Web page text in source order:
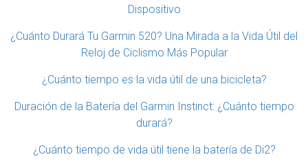
Dispositivo
¿Cuánto Durará Tu Garmin 520? Una Mirada a la Vida Útil del
Reloj de Ciclismo Más Popular
¿Cuánto tiempo es la vida útil de una bicicleta?
Duración de la Batería del Garmin Instinct: ¿Cuánto tiempo
durará?
¿Cuánto tiempo de vida útil tiene la batería de Di2?